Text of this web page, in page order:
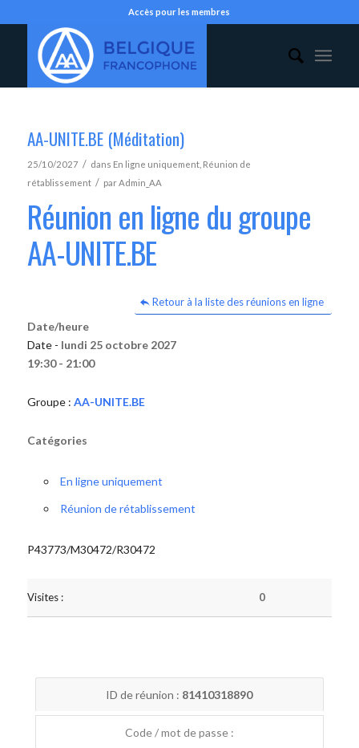
Accès pour les membres
AA-UNITE.BE (Méditation)
25/10/2027 / dans En ligne uniquement, Réunion de
rétablissement / parAdmin_AA
Réunion en ligne du groupe
AA-UNITE.BE
Retour à la liste des réunions en ligne
Date/heure
Date - lundi 25 octobre 2027
19:30 - 21:00
Groupe : AA-UNITE.BE
Catégories
En ligne uniquement
Réunion de rétablissement
P43773/M30472/R30472
Visites : 0
ID de réunion : 81410318890
Code / mot de passe :